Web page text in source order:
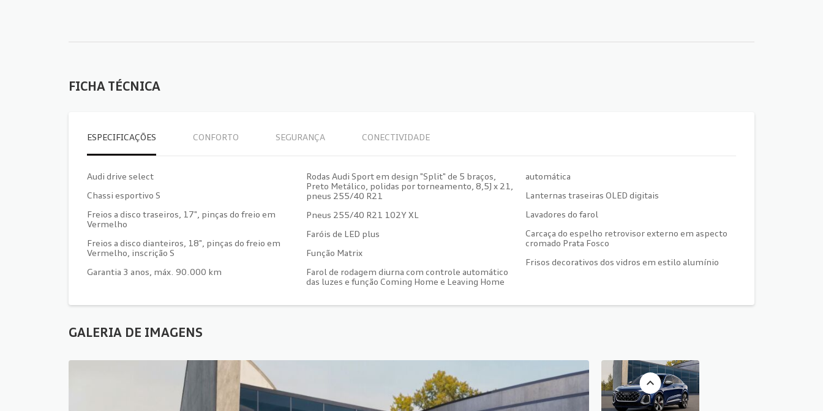
FICHA TÉCNICA
ESPECIFICAÇÕES CONFORTO SEGURANÇA CONECTIVIDADE
Audi drive select
Chassi esportivo S
Freios a disco traseiros, 17", pinças do freio em
Vermelho
Freios a disco dianteiros, 18", pinças do freio em
Vermelho, inscrição S
Garantia 3 anos, máx. 90.000 km
Rodas Audi Sport em design "Split" de 5 braços,
Preto Metálico, polidas por torneamento, 8,5J x 21,
pneus 255/40 R21
Pneus 255/40 R21 102Y XL
Faróis de LED plus
Função Matrix
Farol de rodagem diurna com controle automático
das luzes e função Coming Home e Leaving Home
automática
Lanternas traseiras OLED digitais
Lavadores do farol
Carcaça do espelho retrovisor externo em aspecto
cromado Prata Fosco
Frisos decorativos dos vidros em estilo alumínio
GALERIA DE IMAGENS